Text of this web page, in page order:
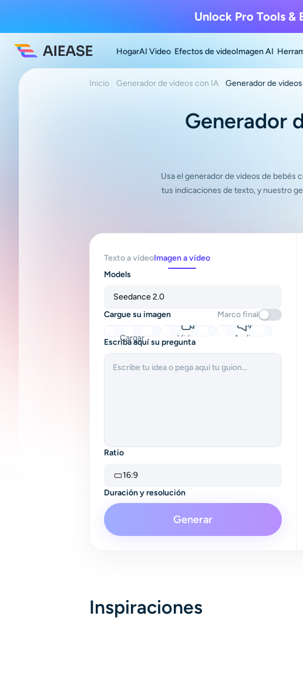
Unlock Pro Tools &
HogarAI Video Efectos de videoImagen AI
Inicio Generador de videos con IA Generador de
Generador
Usa el generador de videos de bebés
tus indicaciones de texto, y nuestro
Texto a vídeoImagen a vídeo
Models
Seedance 2.0
Cargue su imagen
Marco final
Cargar Video Audio
Escriba aquí su pregunta
Ratio
16:9
Duración y resolución
Audio
Generar
Inspiraciones